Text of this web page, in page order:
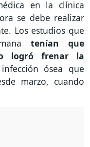
en la clínica
se debe realizar
Los estudios que
tenían que
logró frenar la
ósea que
marzo, cuando